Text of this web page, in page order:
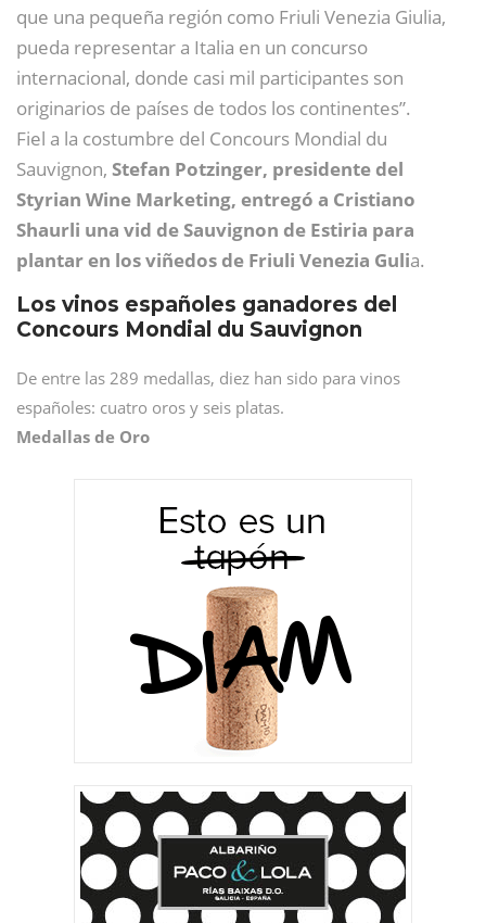
que una pequeña región como Friuli Venezia Giulia,
pueda representar a Italia en un concurso
internacional, donde casi mil participantes son
originarios de países de todos los continentes”.
Fiel a la costumbre del Concours Mondial du
Sauvignon, Stefan Potzinger, presidente del
Styrian Wine Marketing, entregó a Cristiano
Shaurli una vid de Sauvignon de Estiria para
plantar en los viñedos de Friuli Venezia Gulia.
Los vinos españoles ganadores del
Concours Mondial du Sauvignon
De entre las 289 medallas, diez han sido para vinos
españoles: cuatro oros y seis platas.
Medallas de Oro